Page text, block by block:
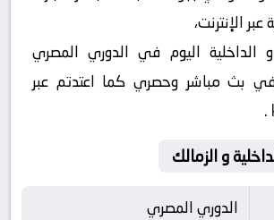
عبر الإنترنت،
و الداخلية اليوم في الدوري المصري
بث مباشر وحصري كما اعتدتم عبر
.
و الزمالك
الدوري المصري